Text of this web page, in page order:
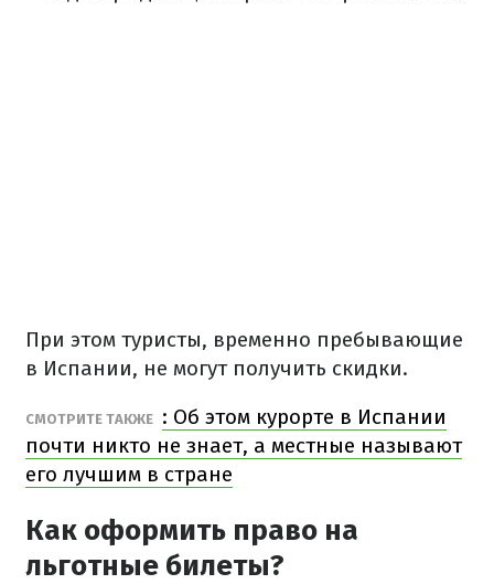
При этом туристы, временно пребывающие
в Испании, не могут получить скидки.
СМОТРИТЕ ТАКЖЕ : Об этом курорте в Испании
почти никто не знает, а местные называют
его лучшим в стране
Как оформить право на
льготные билеты?